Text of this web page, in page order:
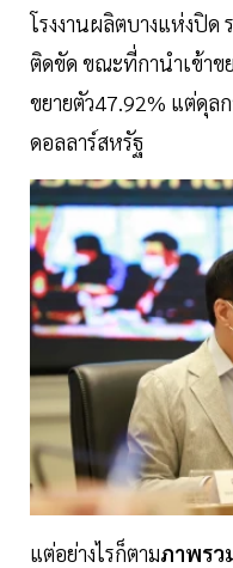
โรงงานผลิตบางแห่งปิด
ติดขัด ขณะที่กานำเข้าข
ขยายตัว47.92% แต่ดุล
ดอลลาร์สหรัฐ
แต่อย่างไรก็ตามภาพรว